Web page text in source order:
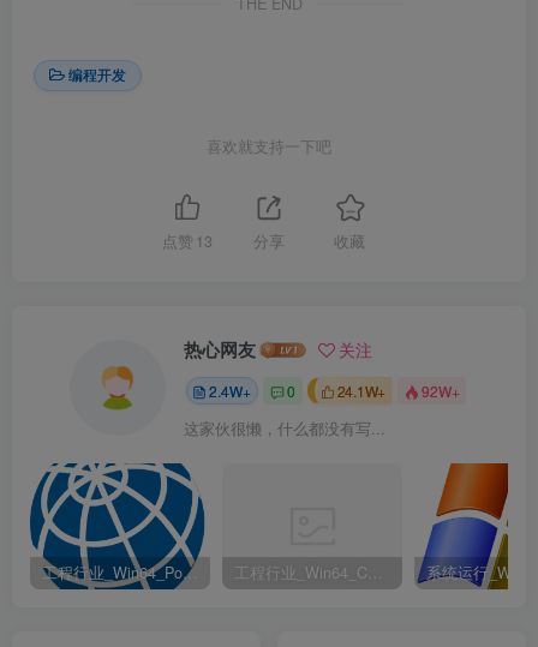
编程开发
喜欢就支持一下吧
点赞 13 分享 收藏
热心网友 关注
2.4W+ 0 24.1W+ 92W+
这家伙很懒，什么都没有写...
工程行业_Win64_PointWise 18.6 R2 x64资源下载地址_百度网盘迅雷BT 工程行业_Win64_Cadence Fidelity Pointwise 2024.1 x64资源下载地址_百度网盘迅雷BT